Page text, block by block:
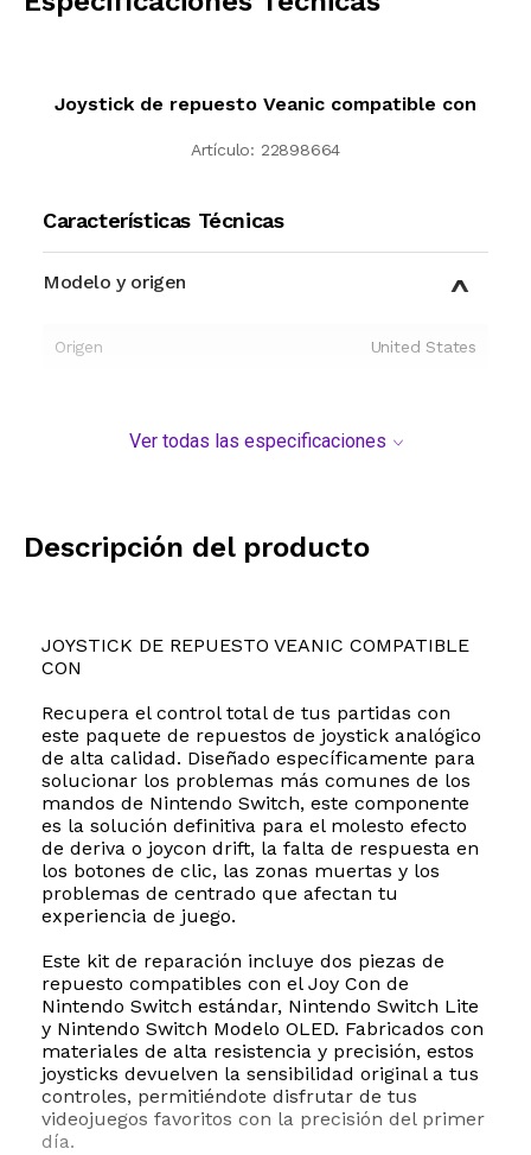
Joystick de repuesto Veanic compatible con
Artículo: 22898664
Características Técnicas
Modelo y origen
Origen United States
Ver todas las especificaciones
Descripción del producto
JOYSTICK DE REPUESTO VEANIC COMPATIBLE
CON
Recupera el control total de tus partidas con
este paquete de repuestos de joystick analógico
de alta calidad. Diseñado específicamente para
solucionar los problemas más comunes de los
mandos de Nintendo Switch, este componente
es la solución definitiva para el molesto efecto
de deriva o joycon drift, la falta de respuesta en
los botones de clic, las zonas muertas y los
problemas de centrado que afectan tu
experiencia de juego.
Este kit de reparación incluye dos piezas de
repuesto compatibles con el Joy Con de
Nintendo Switch estándar, Nintendo Switch Lite
y Nintendo Switch Modelo OLED. Fabricados con
materiales de alta resistencia y precisión, estos
joysticks devuelven la sensibilidad original a tus
controles, permitiéndote disfrutar de tus
videojuegos favoritos con la precisión del primer
día.